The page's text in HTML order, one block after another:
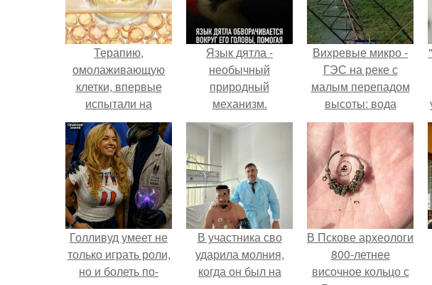
Терапию,
омолаживающую
клетки, впервые
испытали на
человеке.
Язык дятла -
необычный
природный
механизм.
Вихревые микро -
ГЭС на реке с
малым перепадом
высоты: вода
закручивается в
бетонной камере и
вращает
вертикальную
турбину.
Голливуд умеет не
только играть роли,
но и болеть по-
В участника сво
ударила молния,
когда он был на
В Пскове археологи
800-летнее
височное кольцо с